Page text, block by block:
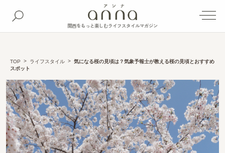
関西をもっと楽しむライフスタイルマガジン
TOP ライフスタイル
気になる桜の見頃は？気象予報士が教える桜の見頃とおすすめ
スポット